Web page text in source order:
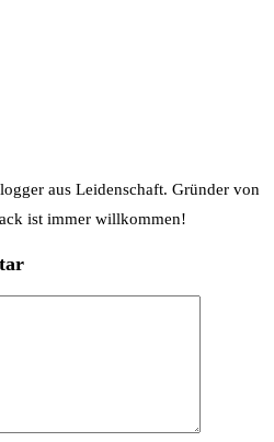
aus Leidenschaft. Gründer von
ist immer willkommen!